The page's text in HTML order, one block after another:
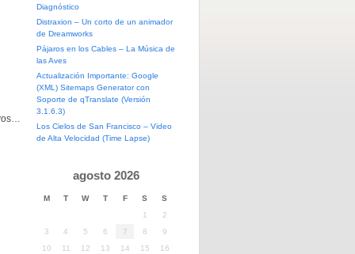
Diagnóstico
Distraxion – Un corto de un animador
de Dreamworks
Pájaros en los Cables – La Música de
las Aves
Actualización Importante: Google
(XML) Sitemaps Generator con
Soporte de qTranslate (Versión
3.1.6.3)
Los Cielos de San Francisco – Video
de Alta Velocidad (Time Lapse)
agosto 2026
M T W T F S
S
1
2
3
4 5 6 7 8
9
10
11 12 13 14 15
16